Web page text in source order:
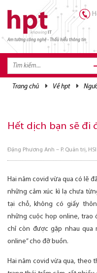
Am tường công nghệ - Thấu hiểu thông tin
trang chủ về hpt
Hết dịch bạn sẽ đi
Đặng Phương Anh – P. Quản trị, HSI
Hai năm covid vừa qua có lẽ
những cảm xúc kì lạ chưa
tại chỗ, không có giấy
những cuộc họp online, trao
chỉ còn được gặp nhau qua
online” cho đỡ buồn.
Hai năm covid vừa qua, theo
TRANG CHỦ
TRANG CHỦ
DỊCH VỤ